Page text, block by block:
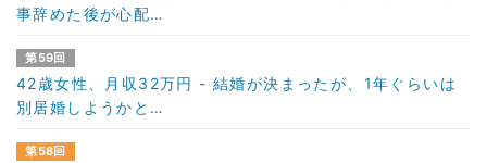
事辞めた後が心配…
第59回
42歳女性、月収32万円 - 結婚が決まったが、1年ぐらいは
別居婚しようかと…
第58回